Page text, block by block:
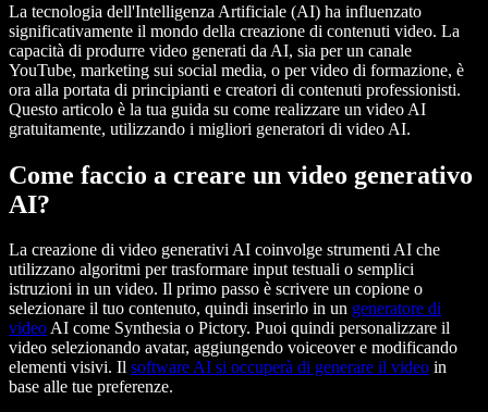
La tecnologia dell'Intelligenza Artificiale (AI) ha influenzato
significativamente il mondo della creazione di contenuti video. La
capacità di produrre video generati da AI, sia per un canale
YouTube, marketing sui social media, o per video di formazione, è
ora alla portata di principianti e creatori di contenuti professionisti.
Questo articolo è la tua guida su come realizzare un video AI
gratuitamente, utilizzando i migliori generatori di video AI.
Come faccio a creare un video generativo
AI?
La creazione di video generativi AI coinvolge strumenti AI che
utilizzano algoritmi per trasformare input testuali o semplici
istruzioni in un video. Il primo passo è scrivere un copione o
selezionare il tuo contenuto, quindi inserirlo in un generatore di
videoAI come Synthesia o Pictory. Puoi quindi personalizzare il
video selezionando avatar, aggiungendo voiceover e modificando
elementi visivi. Il software AI si occuperà di generare il video in
base alle tue preferenze.